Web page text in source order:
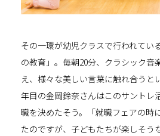
その一環が幼児クラスで行われてい
の教育」。毎朝20分、クラシック音
え、様々な美しい言葉に触れ合うと
年目の金岡鈴奈さんはこのサントレ
職を決めたそう。「就職フェアの時
たのですが、子どもたちが楽しそう